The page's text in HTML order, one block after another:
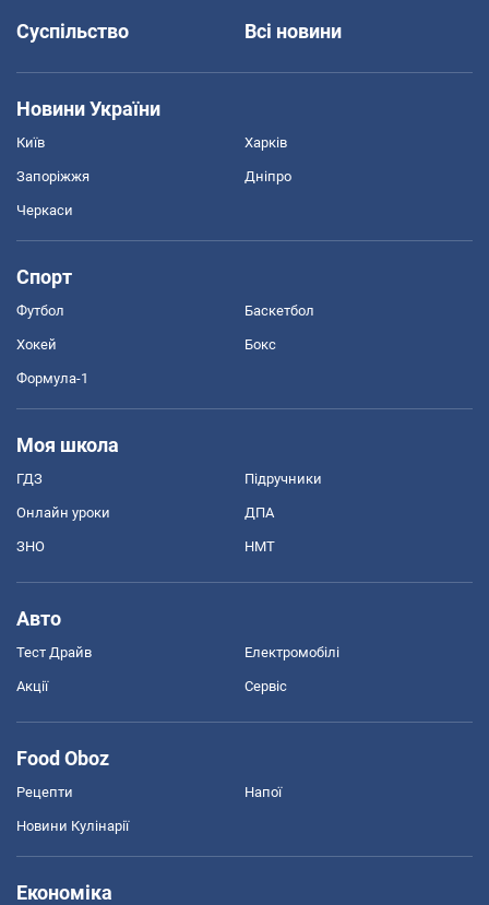
Суспільство
Всі новини
Новини України
Київ Харків
Запоріжжя Дніпро
Черкаси
Спорт
Футбол Баскетбол
Хокей Бокс
Формула-1
Моя школа
ГДЗ Підручники
Онлайн уроки ДПА
ЗНО НМТ
Авто
Тест Драйв Електромобілі
Акції Сервіс
Food Oboz
Рецепти Напої
Новини Кулінарії
Економіка